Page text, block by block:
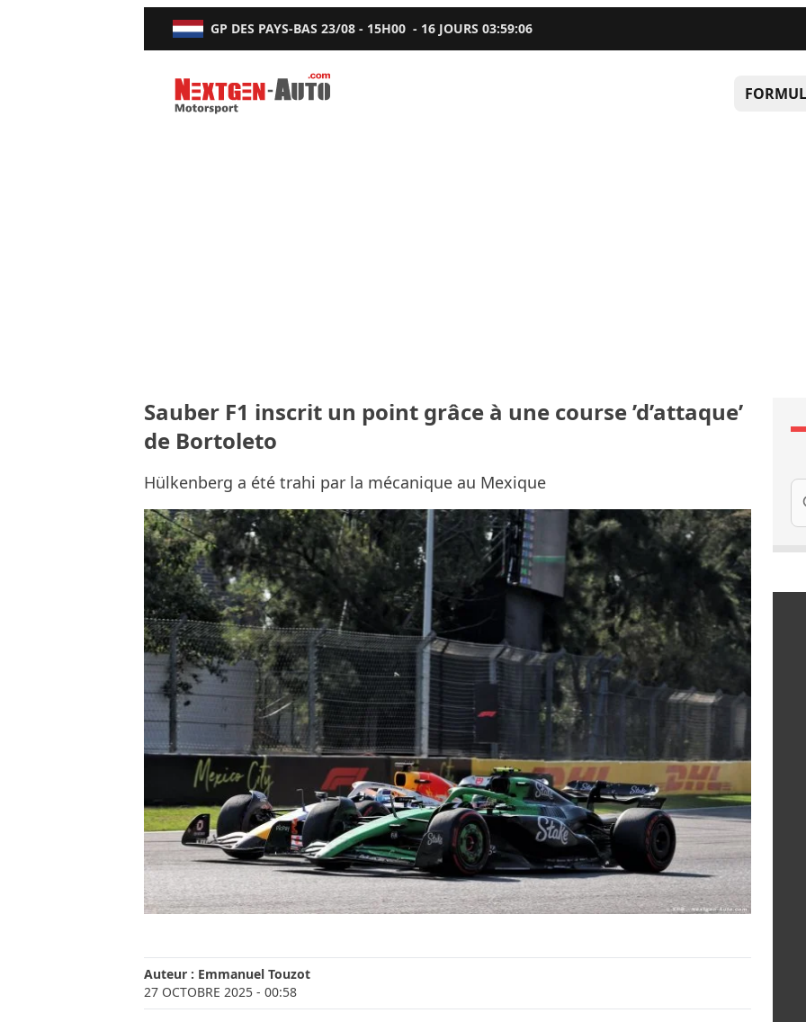
GP DES PAYS-BAS 23/08 - 15H00 - 16 JOURS03:59:05
Nextgen-Auto.com
Sauber F1 inscrit un point grâce à une course ’d’attaque’
de Bortoleto
Hülkenberg a été trahi par la mécanique au Mexique
Auteur : Emmanuel Touzot
27 OCTOBRE 2025 - 00:58